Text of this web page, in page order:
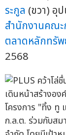
ระกูล (ขวา) อุ
สำนักงานคณ
ตลาดหลักทรั
2568
โครงการ "ทิ้ง ทู
ก.ล.ต. ร่วมกับส